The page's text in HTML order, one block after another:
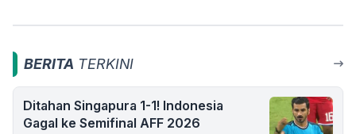
BERITA TERKINI
Ditahan Singapura 1-1! Indonesia
Gagal ke Semifinal AFF 2026